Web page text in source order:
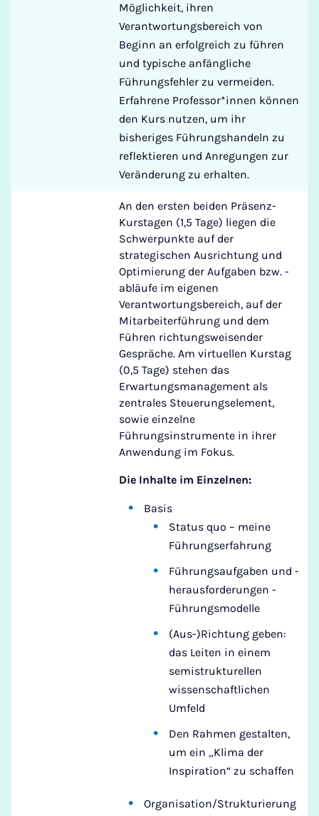
Möglichkeit, ihren
Verantwortungsbereich von
Beginn an erfolgreich zu führen
und typische anfängliche
Führungsfehler zu vermeiden.
Erfahrene Professor*innen können
den Kurs nutzen, um ihr
bisheriges Führungshandeln zu
reflektieren und Anregungen zur
Veränderung zu erhalten.
An den ersten beiden Präsenz-
Kurstagen (1,5 Tage) liegen die
Schwerpunkte auf der
strategischen Ausrichtung und
Optimierung der Aufgaben bzw. -
abläufe im eigenen
Verantwortungsbereich, auf der
Mitarbeiterführung und dem
Führen richtungsweisender
Gespräche. Am virtuellen Kurstag
(0,5 Tage) stehen das
Erwartungsmanagement als
zentrales Steuerungselement,
sowie einzelne
Führungsinstrumente in ihrer
Anwendung im Fokus.
Die Inhalte im Einzelnen:
Basis
Status quo – meine
Führungserfahrung
Führungsaufgaben und -
herausforderungen -
Führungsmodelle
(Aus-)Richtung geben:
das Leiten in einem
semistrukturellen
wissenschaftlichen
Umfeld
Den Rahmen gestalten,
um ein „Klima der
Inspiration“ zu schaffen
Organisation/Strukturierung